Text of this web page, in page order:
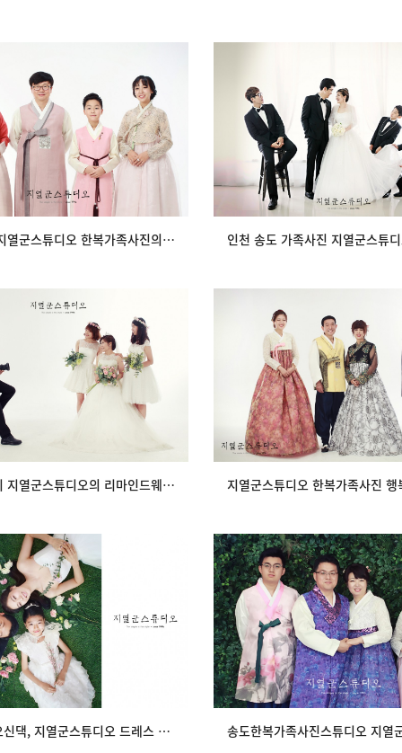
열군스튜디오 한복가족사진의
기품
view
인천 송도 지열군스튜디오 한복가족사진의 기품
인천 송도 가족사진 지열군스튜
가족사진
지열군스튜디오의 리마인드웨
딩의 순간
최고의 가치 지열군스튜디오의 리마인드웨딩의 순간
지열군스튜디오 한복가족사진
#지열군이 더 즐…
view
신댁, 지열군스튜디오 드레스
가족사진의 아름…
view
일산에서 오신댁, 지열군스튜디오 드레스 가족사진의 아름…
송도한복가족사진스튜디오 지
오의 행복한 오후
view